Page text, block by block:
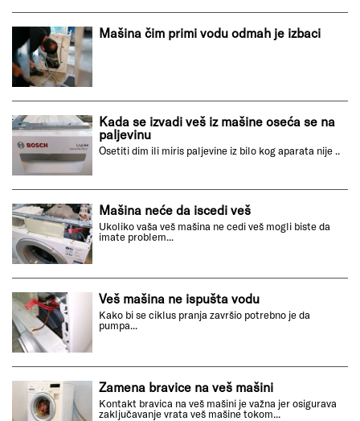
Mašina čim primi vodu odmah je izbaci
Kada se izvadi veš iz mašine oseća se na
paljevinu
Osetiti dim ili miris paljevine iz bilo kog aparata nije ..
Mašina neće da iscedi veš
Ukoliko vaša veš mašina ne cedi veš mogli biste da
imate problem...
Veš mašina ne ispušta vodu
Kako bi se ciklus pranja završio potrebno je da
pumpa...
Zamena bravice na veš mašini
Kontakt bravica na veš mašini je važna jer osigurava
zaključavanje vrata veš mašine tokom...